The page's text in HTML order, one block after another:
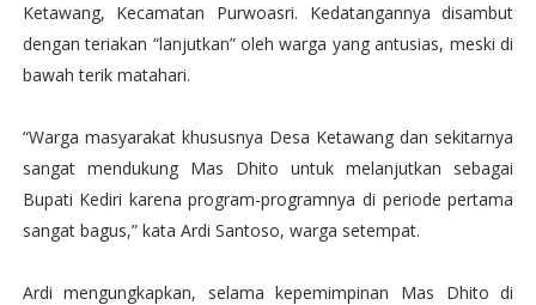
Ketawang, Kecamatan Purwoasri. Kedatangannya disambut
dengan teriakan “lanjutkan” oleh warga yang antusias, meski di
bawah terik matahari.
“Warga masyarakat khususnya Desa Ketawang dan sekitarnya
sangat mendukung Mas Dhito untuk melanjutkan sebagai
Bupati Kediri karena program-programnya di periode pertama
sangat bagus,” kata Ardi Santoso, warga setempat.
Ardi mengungkapkan, selama kepemimpinan Mas Dhito di